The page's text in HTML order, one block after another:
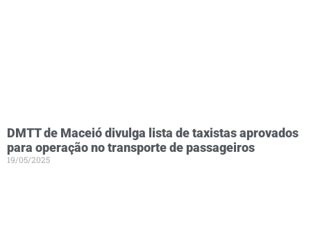
DMTT de Maceió divulga lista de taxistas aprovados
para operação no transporte de passageiros
19/05/2025